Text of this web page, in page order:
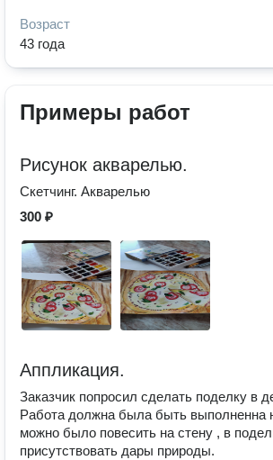
Возраст
43 года
Примеры работ
Рисунок акварелью.
Скетчинг. Акварелью
300 ₽
Аппликация.
Заказчик попросил сделать поделку в
Работа должна была быть выполненна
можно было повесить на стену , в
присутствовать дары природы.